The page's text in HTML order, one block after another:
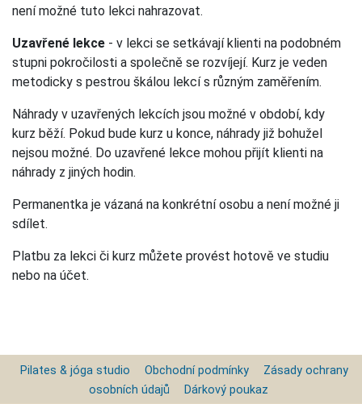
není možné tuto lekci nahrazovat.
Uzavřené lekce - v lekci se setkávají klienti na podobném
stupni pokročilosti a společně se rozvíjejí. Kurz je veden
metodicky s pestrou škálou lekcí s různým zaměřením.
Náhrady v uzavřených lekcích jsou možné v období, kdy
kurz běží. Pokud bude kurz u konce, náhrady již bohužel
nejsou možné. Do uzavřené lekce mohou přijít klienti na
náhrady z jiných hodin.
Permanentka je vázaná na konkrétní osobu a není možné ji
sdílet.
Platbu za lekci či kurz můžete provést hotově ve studiu
nebo na účet.
Pilates & jóga studio Obchodní podmínky
Zásady ochrany
osobních údajů
Dárkový poukaz